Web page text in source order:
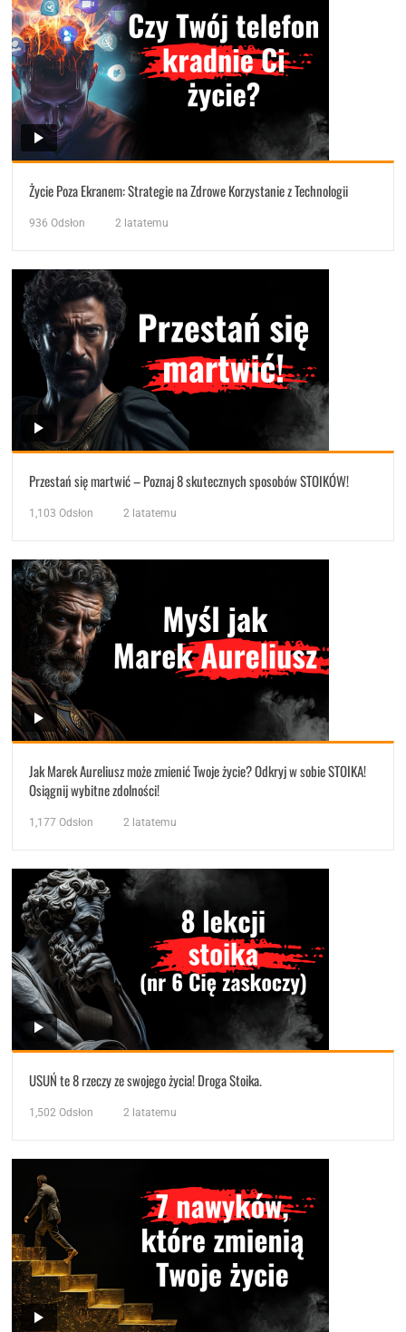
Życie Poza Ekranem: Strategie na Zdrowe Korzystanie z Technologii
936 Odsłon 2 latatemu
Przestań się martwić – Poznaj 8 skutecznych sposobów STOIKÓW!
1,103 Odsłon 2 latatemu
Jak Marek Aureliusz może zmienić Twoje życie? Odkryj w sobie STOIKA!
Osiągnij wybitne zdolności!
1,177 Odsłon 2 latatemu
USUŃ te 8 rzeczy ze swojego życia! Droga Stoika.
1,502 Odsłon 2 latatemu